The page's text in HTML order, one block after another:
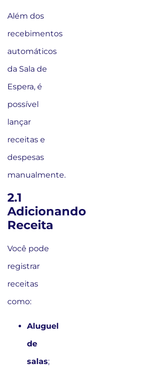
Além dos
recebimentos
automáticos
da Sala de
Espera, é
possível
lançar
receitas e
despesas
manualmente.
2.1
Adicionando
Receita
Você pode
registrar
receitas
como:
Aluguel
de
salas;